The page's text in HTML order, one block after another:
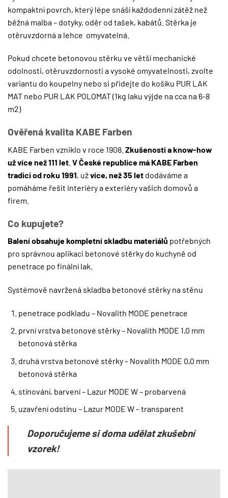
kompaktní povrch, který lépe snáší každodenní zátěž než
běžná malba – dotyky, oděr od tašek, kabátů. Stěrka je
otěruvzdorná a lehce omyvatelná.
Pokud chcete betonovou stěrku ve větší mechanické
odolnosti, otěruvzdornosti a vysoké omyvatelnosti, zvolte
variantu do koupelny nebo si přidejte do košíku PUR LAK
MAT nebo PUR LAK POLOMAT(1kg laku výjde na cca na 6-8
m2)
Ověřená kvalita KABE Farben
KABE Farben vzniklo v roce 1908. Zkušenosti a know-how
už více než 111 let V České republice má KABE Farben
tradici od roku 1991, užvíce, než 35 let dodáváme a
pomáháme řešit interiéry a exteriéry vašich domovů a
firem.
Co kupujete?
Balení obsahuje kompletní skladbu materiálů potřebných
pro správnou aplikaci betonové stěrky do kuchyně od
penetrace po finální lak.
Systémově navržená skladba betonové stěrky na stěnu
penetrace podkladu – Novalith MODE penetrace
první vrstva betonové stěrky – Novalith MODE 1,0 mm
betonová stěrka
druhá vrstva betonové stěrky – Novalith MODE 0,0 mm
betonová stěrka
stínování, barvení – Lazur MODE W – probarvená
uzavření odstínu – Lazur MODE W – transparent
Doporučujeme si doma udělat zkušební
vzorek!